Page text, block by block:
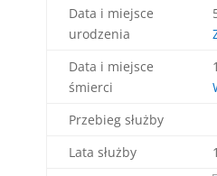
Data i miejsce
urodzenia
Data i miejsce
śmierci
Przebieg służby
Lata służby